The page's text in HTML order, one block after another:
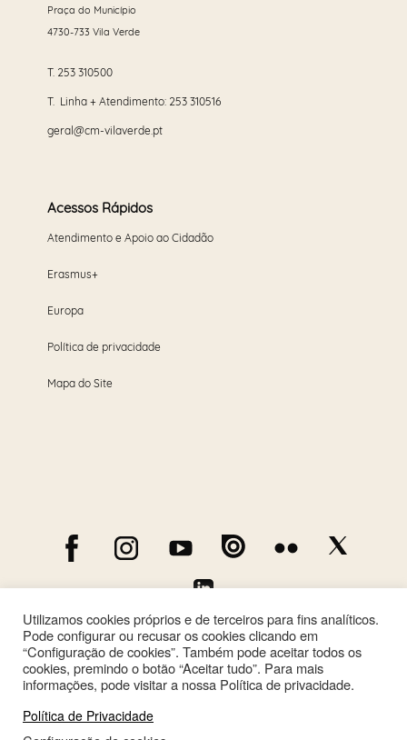
Praça do Município
4730-733 Vila Verde
T. 253 310500
T. Linha + Atendimento: 253 310516
geral@cm-vilaverde.pt
Acessos Rápidos
Atendimento e Apoio ao Cidadão
Erasmus+
Europa
Política de privacidade
Mapa do Site
Utilizamos cookies próprios e de terceiros para fins analíticos.
Pode configurar ou recusar os cookies clicando em
“Configuração de cookies”. Também pode aceitar todos os
cookies, premindo o botão “Aceitar tudo”. Para mais
informações, pode visitar a nossa Política de privacidade.
Política de Privacidade